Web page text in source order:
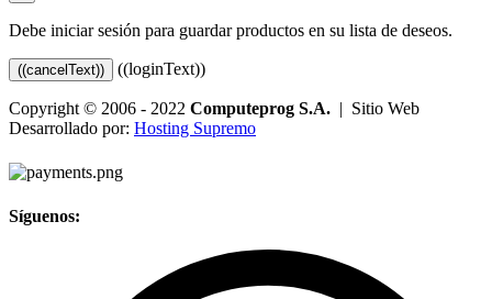
Debe iniciar sesión para guardar productos en su lista de deseos.
((cancelText)) ((loginText))
Copyright © 2006 - 2022 Computeprog S.A. | Sitio Web
Desarrollado por: Hosting Supremo
Síguenos: